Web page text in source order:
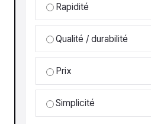
Rapidité
Qualité / durabilité
Prix
Simplicité